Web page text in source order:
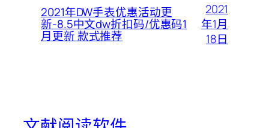
2021年DW手表优惠活动更
新-8.5中文dw折扣码/优惠码1
月更新 款式推荐
2021
年1月
18日